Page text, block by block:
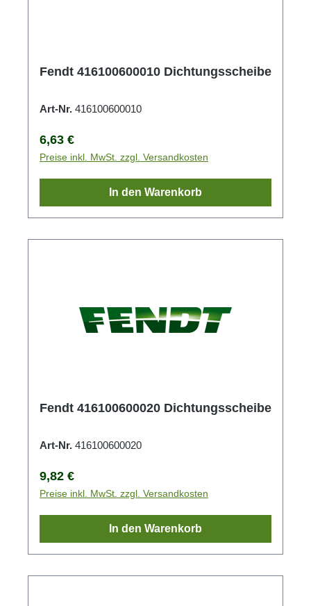
Fendt 416100600010 Dichtungsscheibe
Art-Nr. 416100600010
Regulärer Preis:
6,63 €
Preise inkl. MwSt. zzgl. Versandkosten
In den Warenkorb
Fendt 416100600020 Dichtungsscheibe
Art-Nr. 416100600020
Regulärer Preis:
9,82 €
Preise inkl. MwSt. zzgl. Versandkosten
In den Warenkorb